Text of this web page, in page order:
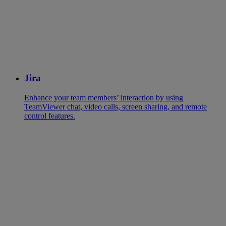
Jira
Enhance your team members’ interaction by using
TeamViewer chat, video calls, screen sharing, and remote
control features.